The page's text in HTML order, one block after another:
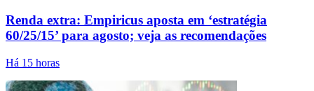
Renda extra: Empiricus aposta em ‘estratégia
60/25/15’ para agosto; veja as recomendações
Há 15 horas